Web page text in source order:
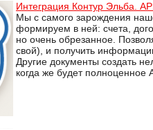
Интеграция Контур Эльба.
Мы с самого зарождения
формируем в ней: счета,
но очень обрезанное.
свой), и получить
Другие документы создать
когда же будет полноценное